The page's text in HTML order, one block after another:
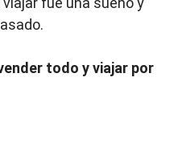
todo y viajar por